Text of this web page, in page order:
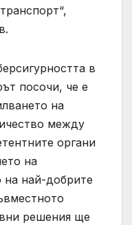
в
посочи, че е
на
между
органи
на
на най-добрите
решения ще